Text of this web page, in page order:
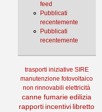
feed
Pubblicati
recentemente
Pubblicati
recentemente
trasporti iniziative SIRE
manutenzione fotovoltaico
non rinnovabili elettricità
canne fumarie edilizia
rapporti incentivi libretto